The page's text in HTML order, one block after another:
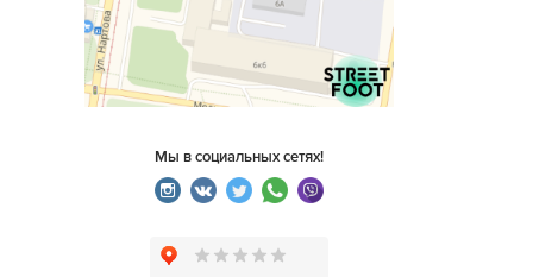
Мы в социальных сетях!